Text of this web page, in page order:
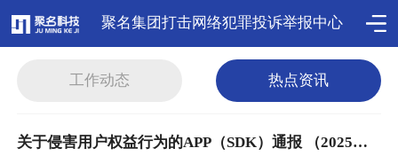
聚名集团打击网络犯罪投诉举报中心
工作动态 热点资讯
关于侵害用户权益行为的APP（SDK）通报 （2025年第4...